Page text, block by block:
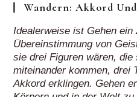
Wandern: Akkord
Idealerweise ist Gehen ein
Übereinstimmung von
sie drei Figuren wären,
miteinander kommen, drei
Akkord erklingen. Gehen